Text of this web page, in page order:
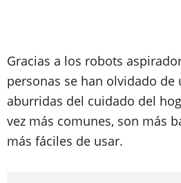
Gracias a los robots
personas se han olvidado de
aburridas del cuidado del
vez más comunes, son más
más fáciles de usar.